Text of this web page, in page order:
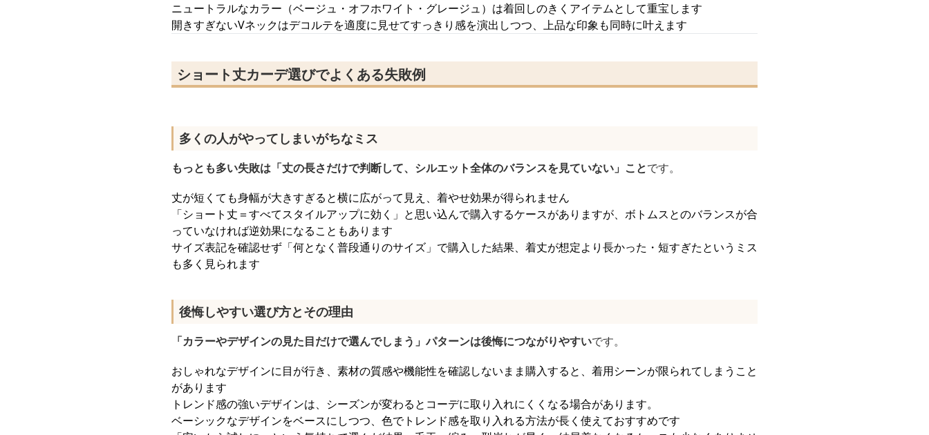
ニュートラルなカラー（ベージュ・オフホワイト・グレージュ）は着回しのきくアイテムとして重宝します
開きすぎないVネックはデコルテを適度に見せてすっきり感を演出しつつ、上品な印象も同時に叶えます
ショート丈カーデ選びでよくある失敗例
多くの人がやってしまいがちなミス
もっとも多い失敗は「丈の長さだけで判断して、シルエット全体のバランスを見ていない」ことです。
丈が短くても身幅が大きすぎると横に広がって見え、着やせ効果が得られません
「ショート丈＝すべてスタイルアップに効く」と思い込んで購入するケースがありますが、ボトムスとのバランスが合
っていなければ逆効果になることもあります
サイズ表記を確認せず「何となく普段通りのサイズ」で購入した結果、着丈が想定より長かった・短すぎたというミス
も多く見られます
後悔しやすい選び方とその理由
「カラーやデザインの見た目だけで選んでしまう」パターンは後悔につながりやすいです。
おしゃれなデザインに目が行き、素材の質感や機能性を確認しないまま購入すると、着用シーンが限られてしまうこと
があります
トレンド感の強いデザインは、シーズンが変わるとコーデに取り入れにくくなる場合があります。
ベーシックなデザインをベースにしつつ、色でトレンド感を取り入れる方法が長く使えておすすめです